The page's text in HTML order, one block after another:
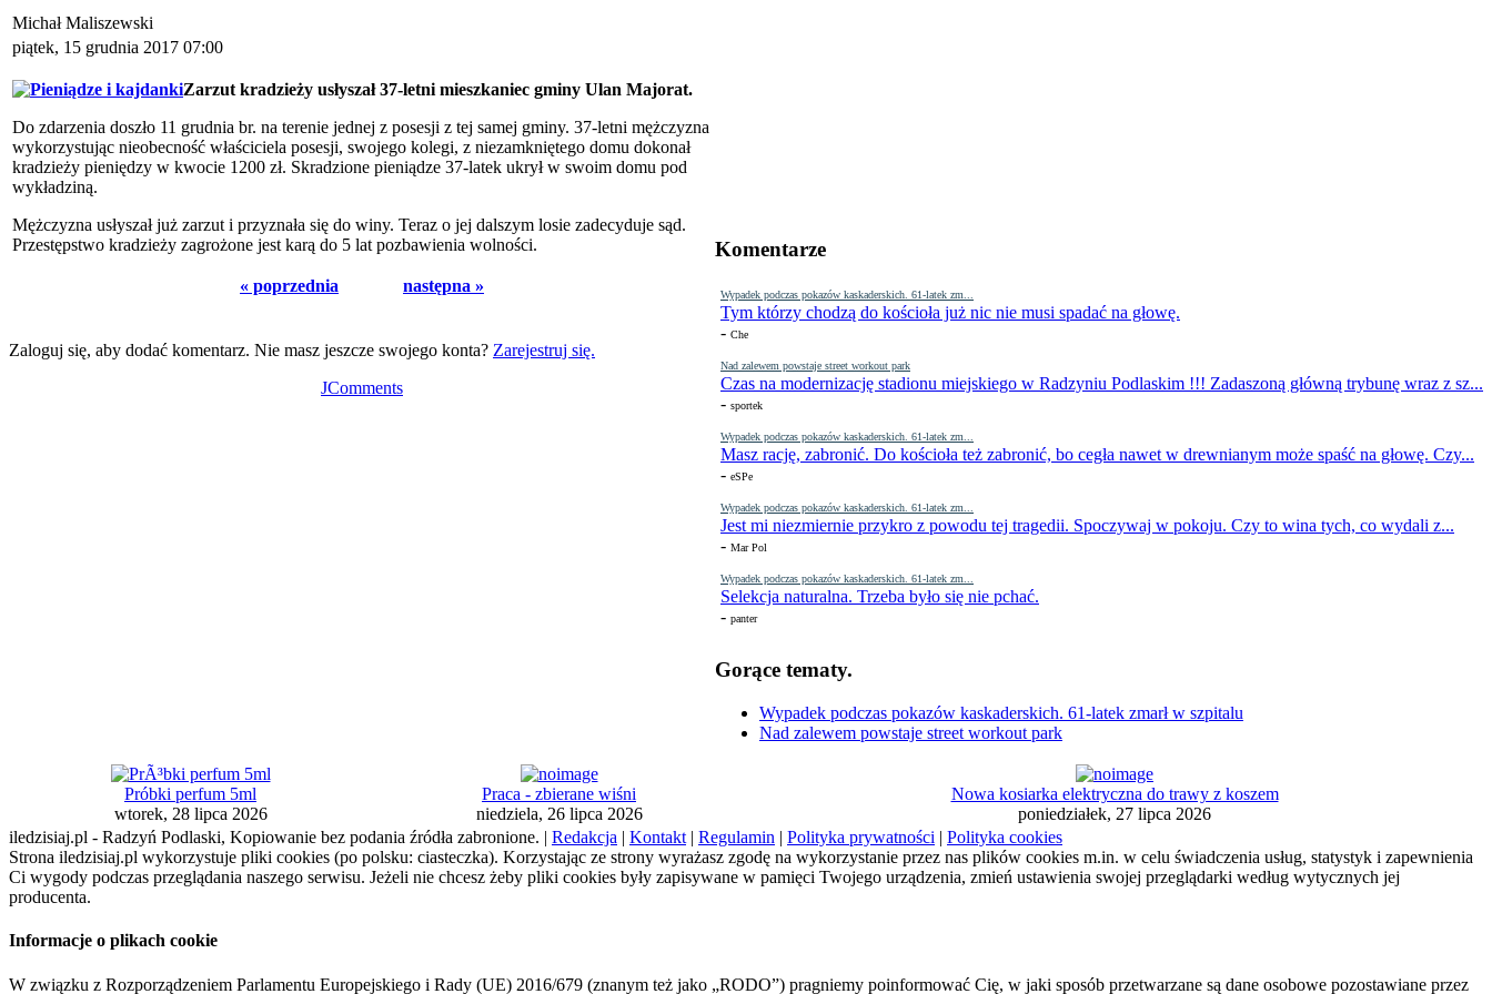
Komentarze
Wypadek podczas pokazów kaskaderskich. 61-latek zm...
Tym którzy chodzą do kościoła już nic nie musi spadać na głowę.
- Che
Nad zalewem powstaje street workout park
Czas na modernizację stadionu miejskiego w Radzyniu Podlaskim !!! Zadaszoną główną trybunę wraz z sz...
- sportek
Wypadek podczas pokazów kaskaderskich. 61-latek zm...
Masz rację, zabronić. Do kościoła też zabronić, bo cegła nawet w drewnianym może spaść na głowę. Czy...
- eSPe
Wypadek podczas pokazów kaskaderskich. 61-latek zm...
Jest mi niezmiernie przykro z powodu tej tragedii. Spoczywaj w pokoju. Czy to wina tych, co wydali z...
- Mar Pol
Wypadek podczas pokazów kaskaderskich. 61-latek zm...
Selekcja naturalna. Trzeba było się nie pchać.
- panter
Gorące tematy.
Wypadek podczas pokazów kaskaderskich. 61-latek zmarł w szpitalu
Nad zalewem powstaje street workout park
Michał Maliszewski
piątek, 15 grudnia 2017 07:00
Zarzut kradzieży usłyszał 37-letni mieszkaniec gminy Ulan Majorat.
Do zdarzenia doszło 11 grudnia br. na terenie jednej z posesji z tej samej gminy. 37-letni mężczyzna
wykorzystując nieobecność właściciela posesji, swojego kolegi, z niezamkniętego domu dokonał
kradzieży pieniędzy w kwocie 1200 zł. Skradzione pieniądze 37-latek ukrył w swoim domu pod
wykładziną.
Mężczyzna usłyszał już zarzut i przyznała się do winy. Teraz o jej dalszym losie zadecyduje sąd.
Przestępstwo kradzieży zagrożone jest karą do 5 lat pozbawienia wolności.
« poprzednia następna »
Zaloguj się, aby dodać komentarz. Nie masz jeszcze swojego konta? Zarejestruj się.
JComments
Próbki perfum 5ml
wtorek, 28 lipca 2026
Praca - zbierane wiśni
niedziela, 26 lipca 2026
Nowa kosiarka elektryczna do trawy z koszem
poniedziałek, 27 lipca 2026
iledzisiaj.pl - Radzyń Podlaski, Kopiowanie bez podania źródła zabronione. | Redakcja | Kontakt | Regulamin | Polityka prywatności | Polityka cookies
Strona iledzisiaj.pl wykorzystuje pliki cookies (po polsku: ciasteczka). Korzystając ze strony wyrażasz zgodę na wykorzystanie przez nas plików cookies m.in. w celu świadczenia usług, statystyk i zapewnienia
Ci wygody podczas przeglądania naszego serwisu. Jeżeli nie chcesz żeby pliki cookies były zapisywane w pamięci Twojego urządzenia, zmień ustawienia swojej przeglądarki według wytycznych jej
producenta.
Informacje o plikach cookie
W związku z Rozporządzeniem Parlamentu Europejskiego i Rady (UE) 2016/679 (znanym też jako „RODO”) pragniemy poinformować Cię, w jaki sposób przetwarzane są dane osobowe pozostawiane przez